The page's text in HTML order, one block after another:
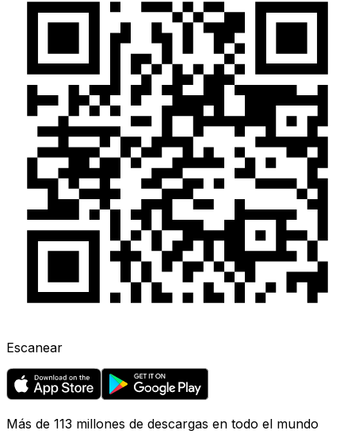
Escanear
Más de 113 millones de descargas en todo el mundo